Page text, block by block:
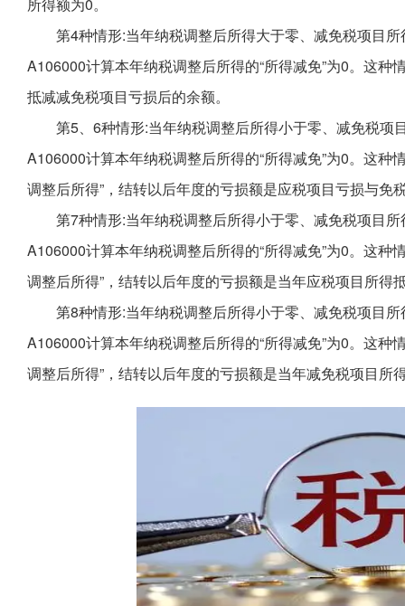
第4种情形:当年纳税调整后所得大于零、减免税项目
A106000计算本年纳税调整后所得的“所得减免”为0。这
抵减减免税项目亏损后的余额。
第5、6种情形:当年纳税调整后所得小于零、减免税
A106000计算本年纳税调整后所得的“所得减免”为0。这种
调整后所得”，结转以后年度的亏损额是应税项目亏损与免
第7种情形:当年纳税调整后所得小于零、减免税项目
A106000计算本年纳税调整后所得的“所得减免”为0。这种
调整后所得”，结转以后年度的亏损额是当年应税项目所得
第8种情形:当年纳税调整后所得小于零、减免税项目
A106000计算本年纳税调整后所得的“所得减免”为0。这种
调整后所得”，结转以后年度的亏损额是当年减免税项目所